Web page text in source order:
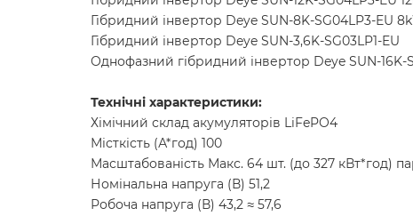
Гібридний інвертор Deye SUN-8K-SG04LP3-EU
Гібридний інвертор Deye SUN-3,6K-SG03LP1-EU
Однофазний гібридний інвертор Deye SUN-16K-
Технічні характеристики:
Хімічний склад акумуляторів LiFePO4
Місткість (А*год) 100
Масштабованість Макс. 64 шт. (до 327 кВт*год)
Номінальна напруга (В) 51,2
Робоча напруга (В) 43,2 ≈ 57,6